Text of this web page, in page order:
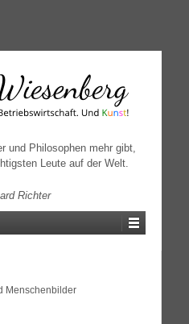
und Philosophen mehr gibt,
Leute auf der Welt.
Richter
Menschenbilder